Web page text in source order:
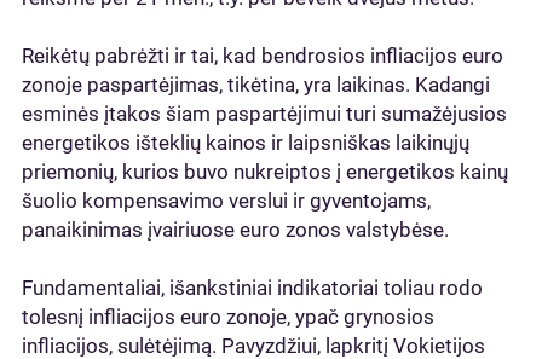
Reikėtų pabrėžti ir tai, kad bendrosios infliacijos euro
zonoje paspartėjimas, tikėtina, yra laikinas. Kadangi
esminės įtakos šiam paspartėjimui turi sumažėjusios
energetikos išteklių kainos ir laipsniškas laikinųjų
priemonių, kurios buvo nukreiptos į energetikos kainų
šuolio kompensavimo verslui ir gyventojams,
panaikinimas įvairiuose euro zonos valstybėse.
Fundamentaliai, išankstiniai indikatoriai toliau rodo
tolesnį infliacijos euro zonoje, ypač grynosios
infliacijos, sulėtėjimą. Pavyzdžiui, lapkritį Vokietijos